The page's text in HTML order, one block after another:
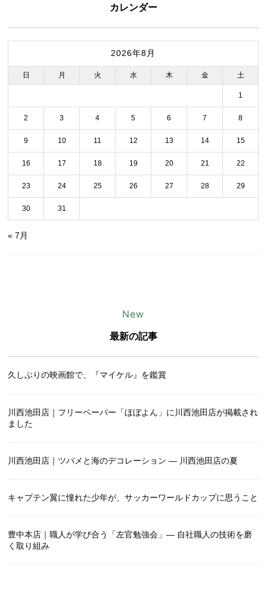
カレンダー
2026年8月
日 月 火 水 木 金 土
1
2 3 4 5 6 7 8
9 10 11 12 13 14 15
16 17 18 19 20 21 22
23 24 25 26 27 28 29
30 31
« 7月
New
最新の記事
久しぶりの映画館で、『マイケル』を鑑賞
川西池田店｜フリーペーパー「ほぼよん」に川西池田店が掲載され
ました
川西池田店｜ツバメと海のデコレーション ― 川西池田店の夏
キャプテン翼に憧れた少年が、サッカーワールドカップに思うこと
豊中本店｜職人が学び合う「左官勉強会」― 自社職人の技術を磨
く取り組み